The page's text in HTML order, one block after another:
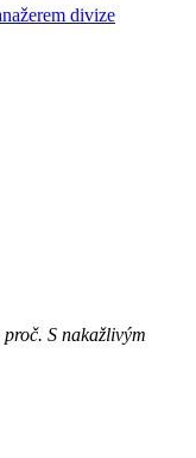
divize
S nakažlivým